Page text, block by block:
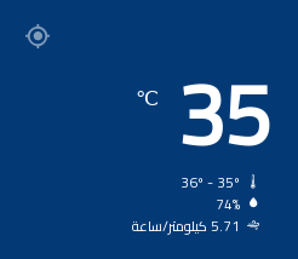
35
℃
74%
5.71 كيلومتر/ساعة